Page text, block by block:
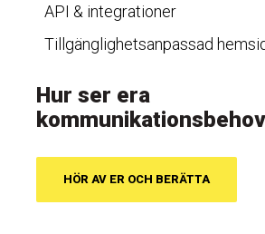
API & integrationer
Tillgänglighetsanpassad
Hur ser era
HÖR AV ER OCH BERÄTTA